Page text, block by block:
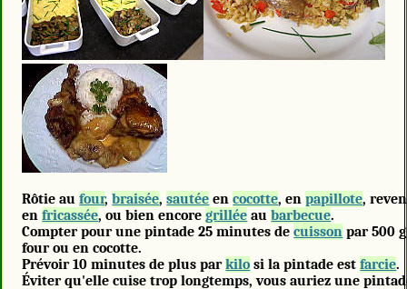
Rôtie aufour, braisée,sautée encocotte, enpapillote,
enfricassée, ou bien encoregrillée aubarbecue.
Compter pour une pintade 25 minutes decuisson par 500
four ou en cocotte.
Prévoir 10 minutes de plus parkilo si la pintade estfarcie.
Éviter qu'elle cuise trop longtemps, vous auriez une